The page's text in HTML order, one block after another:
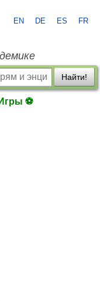
EN DE ES FR
Найти!
Игры ⚽